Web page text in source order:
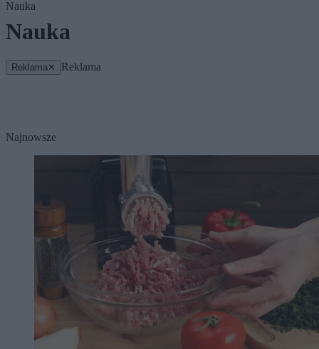
Nauka
Nauka
Reklama✕ Reklama
Najnowsze